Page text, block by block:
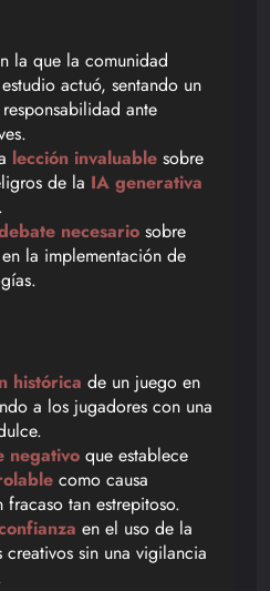
la que la comunidad
actuó, sentando un
ante
lección invaluable sobre
de la IA generativa
necesario sobre
la implementación de
histórica de un juego en
a los jugadores con una
negativo que establece
como causa
tan estrepitoso.
en el uso de la
creativos sin una vigilancia